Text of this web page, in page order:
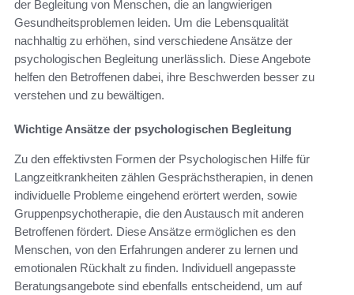
der Begleitung von Menschen, die an langwierigen
Gesundheitsproblemen leiden. Um die Lebensqualität
nachhaltig zu erhöhen, sind verschiedene Ansätze der
psychologischen Begleitung unerlässlich. Diese Angebote
helfen den Betroffenen dabei, ihre Beschwerden besser zu
verstehen und zu bewältigen.
Wichtige Ansätze der psychologischen Begleitung
Zu den effektivsten Formen der Psychologischen Hilfe für
Langzeitkrankheiten zählen Gesprächstherapien, in denen
individuelle Probleme eingehend erörtert werden, sowie
Gruppenpsychotherapie, die den Austausch mit anderen
Betroffenen fördert. Diese Ansätze ermöglichen es den
Menschen, von den Erfahrungen anderer zu lernen und
emotionalen Rückhalt zu finden. Individuell angepasste
Beratungsangebote sind ebenfalls entscheidend, um auf